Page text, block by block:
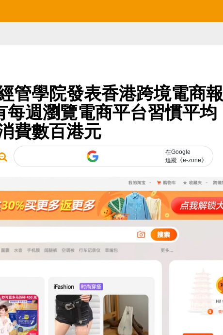
管學院發表香港跨境電商報
每週瀏覽電商平台習慣平均
費數百港元
在Google
追蹤《e-zone》